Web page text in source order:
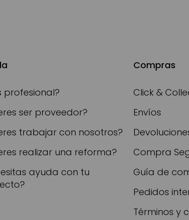
profesional?
ser proveedor?
trabajar con nosotros?
realizar una reforma?
ayuda con tu
Compras
Click &
Envíos
Compra
Guía de
Pedidos
Términos y